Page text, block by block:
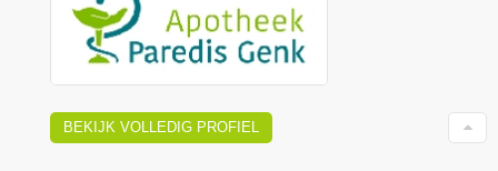
BEKIJK VOLLEDIG PROFIEL